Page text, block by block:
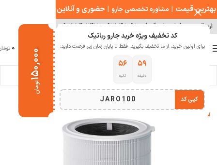
کد تخفیف ویژه خرید جارو رباتیک
برای اولین خرید، از ما تخفیف بگیرید. فقط تا پایان زمان زیر فرصت دارید:
۵۹
دقیقه
۵۴
ثانیه
JARO100 کپی کد
۱۵۰,۰۰۰
تومان
منو 0
خانه
-7%
بهترین قیمت | مشاوره تخصصی جارو | حضوری و آنلاین
ارسال سریع ( با هماهنگی ) ۰۹۱۲۰۴۸۰۹۸۰ | ۰۹۱۲۱۵۴۰۲۴۷